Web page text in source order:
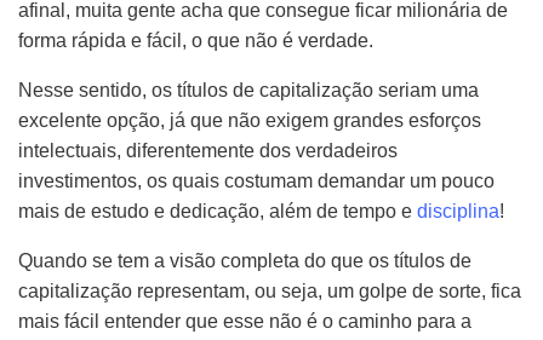
afinal, muita gente acha que consegue ficar milionária de
forma rápida e fácil, o que não é verdade.
Nesse sentido, os títulos de capitalização seriam uma
excelente opção, já que não exigem grandes esforços
intelectuais, diferentemente dos verdadeiros
investimentos, os quais costumam demandar um pouco
mais de estudo e dedicação, além de tempo e disciplina!
Quando se tem a visão completa do que os títulos de
capitalização representam, ou seja, um golpe de sorte, fica
mais fácil entender que esse não é o caminho para a